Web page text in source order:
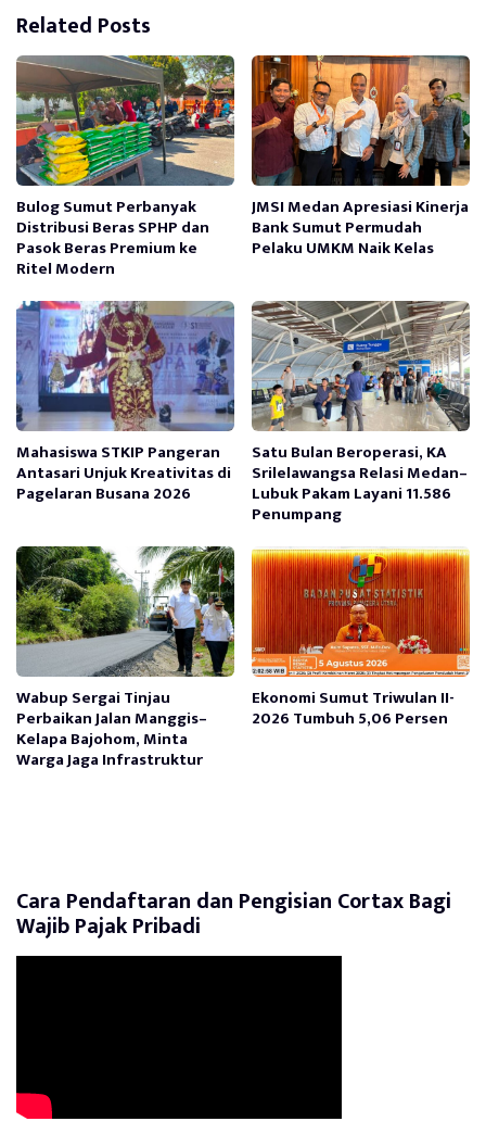
Related Posts
Bulog Sumut Perbanyak
Distribusi Beras SPHP dan
Pasok Beras Premium ke
Ritel Modern
JMSI Medan Apresiasi Kinerja
Bank Sumut Permudah
Pelaku UMKM Naik Kelas
Mahasiswa STKIP Pangeran
Antasari Unjuk Kreativitas di
Pagelaran Busana 2026
Satu Bulan Beroperasi, KA
Srilelawangsa Relasi Medan–
Lubuk Pakam Layani 11.586
Penumpang
Wabup Sergai Tinjau
Perbaikan Jalan Manggis–
Kelapa Bajohom, Minta
Warga Jaga Infrastruktur
Ekonomi Sumut Triwulan II-
2026 Tumbuh 5,06 Persen
Cara Pendaftaran dan Pengisian Cortax Bagi
Wajib Pajak Pribadi